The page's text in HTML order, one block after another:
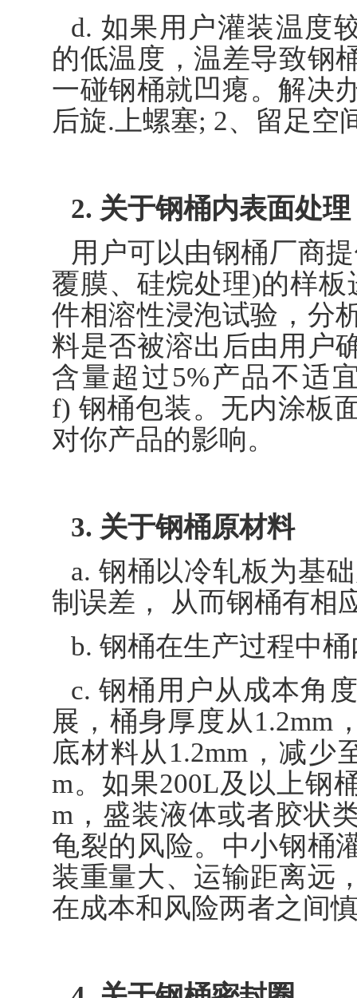
d. 如果用户灌装温度
的低温度，温差导致钢
一碰钢桶就凹瘪。解决
后旋.上螺塞; 2、留足空
2. 关于钢桶内表面处理
用户可以由钢桶厂商
覆膜、硅烷处理)的样
件相溶性浸泡试验，分
料是否被溶出后由用户
含量超过5%产品不适
f) 钢桶包装。无内涂板
对你产品的影响。
3. 关于钢桶原材料
a. 钢桶以冷轧板为基
制误差， 从而钢桶有相
b. 钢桶在生产过程中
c. 钢桶用户从成本角
展，桶身厚度从1.2mm
底材料从1.2mm，减少
m。如果200L及以上钢
m，盛装液体或者胶状
龟裂的风险。中小钢桶
装重量大、运输距离远
在成本和风险两者之间